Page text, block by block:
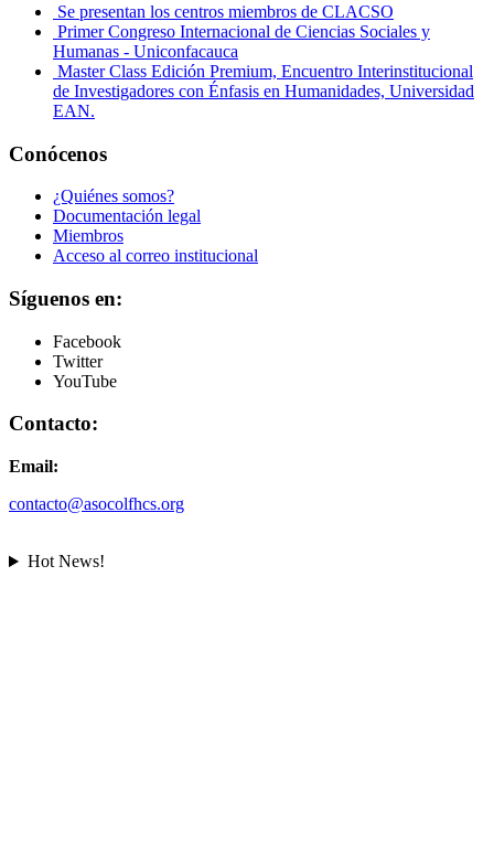
Se presentan los centros miembros de CLACSO
Primer Congreso Internacional de Ciencias Sociales y
Humanas - Uniconfacauca
Master Class Edición Premium, Encuentro Interinstitucional
de Investigadores con Énfasis en Humanidades, Universidad
EAN.
Conócenos
¿Quiénes somos?
Documentación legal
Miembros
Acceso al correo institucional
Síguenos en:
Facebook
Twitter
YouTube
Contacto:
Email:
contacto@asocolfhcs.org
Hot News!